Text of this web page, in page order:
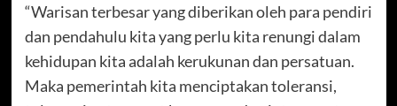
“Warisan terbesar yang diberikan oleh para pendiri
dan pendahulu kita yang perlu kita renungi dalam
kehidupan kita adalah kerukunan dan persatuan.
Maka pemerintah kita menciptakan toleransi,